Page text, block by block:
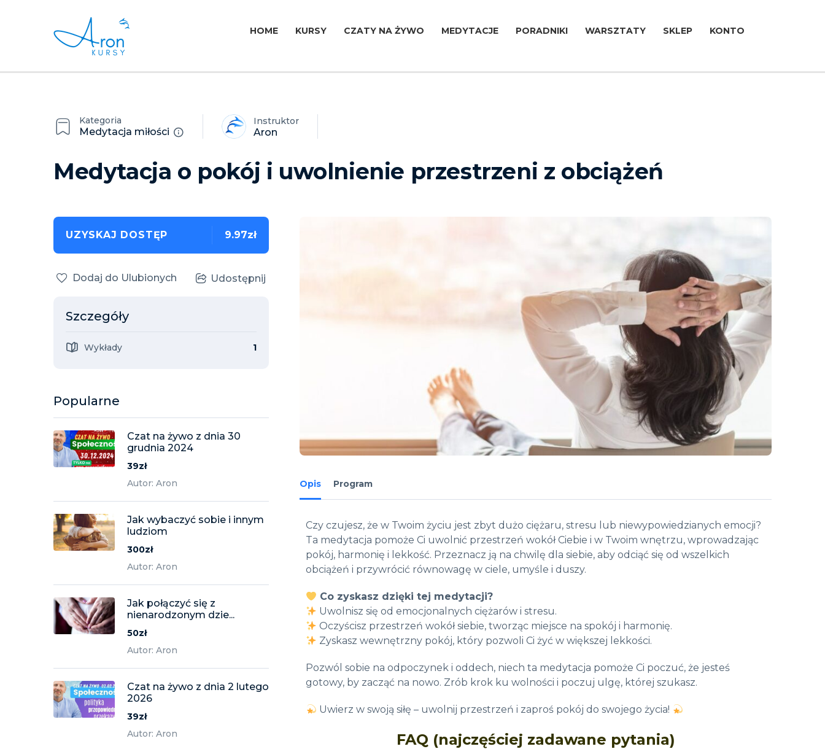
HOME KURSY CZATY NA ŻYWO MEDYTACJE PORADNIKI WARSZTATY SKLEP KONTO
Kategoria
Medytacja miłości
Instruktor
Aron
Medytacja o pokój i uwolnienie przestrzeni z obciążeń
UZYSKAJ DOSTĘP 9.97zł
Dodaj do Ulubionych Udostępnij
Szczegóły
Wykłady 1
Popularne
Czat na żywo z dnia 30
grudnia 2024
39zł
Autor: Aron
Jak wybaczyć sobie i innym
ludziom
300zł
Autor: Aron
Jak połączyć się z
nienarodzonym dzie...
50zł
Autor: Aron
Czat na żywo z dnia 2 lutego
2026
39zł
Autor: Aron
Opis Program
Czy czujesz, że w Twoim życiu jest zbyt dużo ciężaru, stresu lub niewypowiedzianych emocji?
Ta medytacja pomoże Ci uwolnić przestrzeń wokół Ciebie i w Twoim wnętrzu, wprowadzając
pokój, harmonię i lekkość. Przeznacz ją na chwilę dla siebie, aby odciąć się od wszelkich
obciążeń i przywrócić równowagę w ciele, umyśle i duszy.
Co zyskasz dzięki tej medytacji?
Uwolnisz się od emocjonalnych ciężarów i stresu.
Oczyścisz przestrzeń wokół siebie, tworząc miejsce na spokój i harmonię.
Zyskasz wewnętrzny pokój, który pozwoli Ci żyć w większej lekkości.
Pozwól sobie na odpoczynek i oddech, niech ta medytacja pomoże Ci poczuć, że jesteś
gotowy, by zacząć na nowo. Zrób krok ku wolności i poczuj ulgę, której szukasz.
Uwierz w swoją siłę – uwolnij przestrzeń i zaproś pokój do swojego życia!
FAQ (najczęściej zadawane pytania)